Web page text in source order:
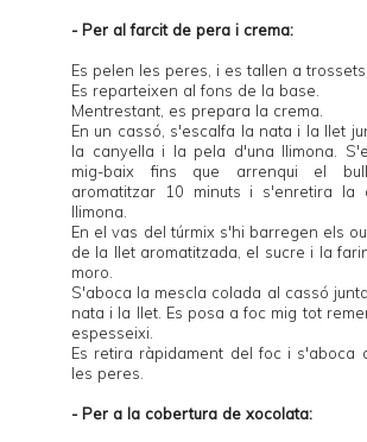
- Per al farcit de pera i crema:
Es pelen les peres, i es tallen a
Es reparteixen al fons de la base.
Mentrestant, es prepara la crema.
En un cassó, s'escalfa la nata i la llet
la canyella i la pela d'una llimona.
mig-baix fins que arrenqui el
aromatitzar 10 minuts i s'enretira la
llimona.
En el vas del túrmix s'hi barregen els
de la llet aromatitzada, el sucre i la
moro.
S'aboca la mescla colada al cassó
nata i la llet. Es posa a foc mig tot
espesseixi.
Es retira ràpidament del foc i s'aboca
les peres.
- Per a la cobertura de xocolata: